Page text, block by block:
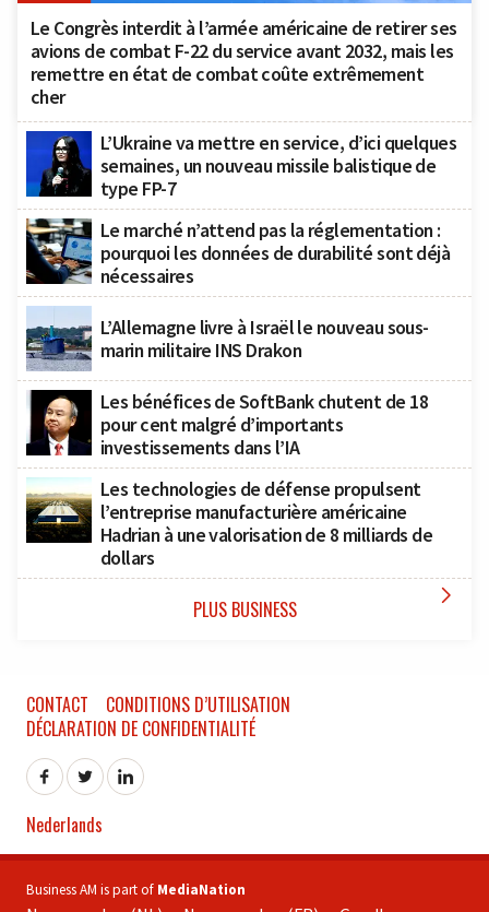
Le Congrès interdit à l’armée américaine de retirer ses
avions de combat F-22 du service avant 2032, mais les
remettre en état de combat coûte extrêmement
cher
L’Ukraine va mettre en service, d’ici quelques
semaines, un nouveau missile balistique de
type FP-7
Le marché n’attend pas la réglementation :
pourquoi les données de durabilité sont déjà
nécessaires
L’Allemagne livre à Israël le nouveau sous-
marin militaire INS Drakon
Les bénéfices de SoftBank chutent de 18
pour cent malgré d’importants
investissements dans l’IA
Les technologies de défense propulsent
l’entreprise manufacturière américaine
Hadrian à une valorisation de 8 milliards de
dollars
PLUS BUSINESS 
CONTACT
CONDITIONS D’UTILISATION
DÉCLARATION DE CONFIDENTIALITÉ
Nederlands
Business AM is part of MediaNation